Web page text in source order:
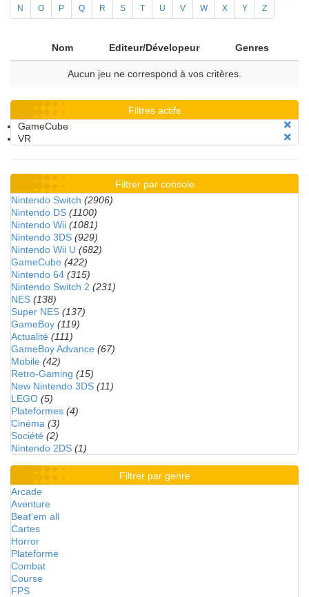
N O P Q R S T U V W X Y Z
Nom Editeur/Dévelopeur Genres
Aucun jeu ne correspond à vos critères.
Filtres actifs
GameCube
VR
Filtrer par console
Nintendo Switch (2906)
Nintendo DS (1100)
Nintendo Wii (1081)
Nintendo 3DS (929)
Nintendo Wii U (682)
GameCube (422)
Nintendo 64 (315)
Nintendo Switch 2 (231)
NES (138)
Super NES (137)
GameBoy (119)
Actualité (111)
GameBoy Advance (67)
Mobile (42)
Retro-Gaming (15)
New Nintendo 3DS (11)
LEGO (5)
Plateformes (4)
Cinéma (3)
Société (2)
Nintendo 2DS (1)
Filtrer par genre
Arcade
Aventure
Beat'em all
Cartes
Horror
Plateforme
Combat
Course
FPS